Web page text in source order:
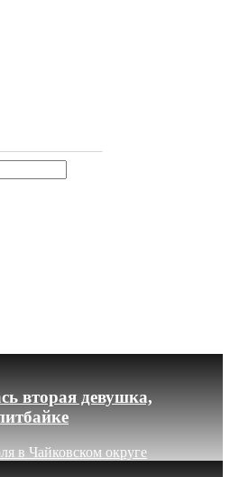
вторая девушка,
в Чайковском округе